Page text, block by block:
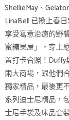
ShellieMay、
LinaBell 已換上春
享受寫意治癒的野
蜜糖果屋」，穿上
置打卡合照！Duffy
兩大商場，跟他們
獨家精品，最後更
系列迪士尼精品，
士尼手袋及床品套